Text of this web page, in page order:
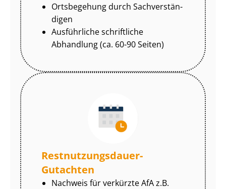
Ortsbegehung durch Sach­ver­stän­
di­gen
Ausführliche schriftliche
Abhandlung (ca. 60-90 Seiten)
Rest­nut­zungs­dau­er-
Gutachten
Nachweis für verkürzte AfA z.B.